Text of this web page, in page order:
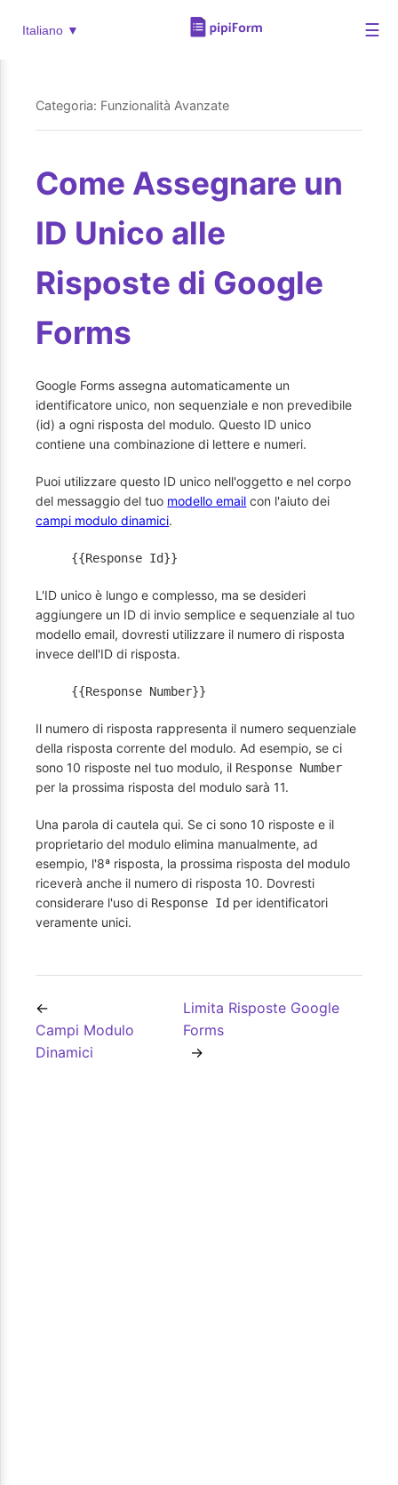
Italiano ▼ ☰
Categoria: Funzionalità Avanzate
Come Assegnare un
ID Unico alle
Risposte di Google
Forms
Google Forms assegna automaticamente un
identificatore unico, non sequenziale e non prevedibile
(id) a ogni risposta del modulo. Questo ID unico
contiene una combinazione di lettere e numeri.
Puoi utilizzare questo ID unico nell'oggetto e nel corpo
del messaggio del tuo modello email con l'aiuto dei
campi modulo dinamici.
{{Response Id}}
L'ID unico è lungo e complesso, ma se desideri
aggiungere un ID di invio semplice e sequenziale al tuo
modello email, dovresti utilizzare il numero di risposta
invece dell'ID di risposta.
{{Response Number}}
Il numero di risposta rappresenta il numero sequenziale
della risposta corrente del modulo. Ad esempio, se ci
sono 10 risposte nel tuo modulo, il Response Number
per la prossima risposta del modulo sarà 11.
Una parola di cautela qui. Se ci sono 10 risposte e il
proprietario del modulo elimina manualmente, ad
esempio, l'8ª risposta, la prossima risposta del modulo
riceverà anche il numero di risposta 10. Dovresti
considerare l'uso di Response Id per identificatori
veramente unici.
Campi Modulo
Dinamici
Limita Risposte Google
Forms